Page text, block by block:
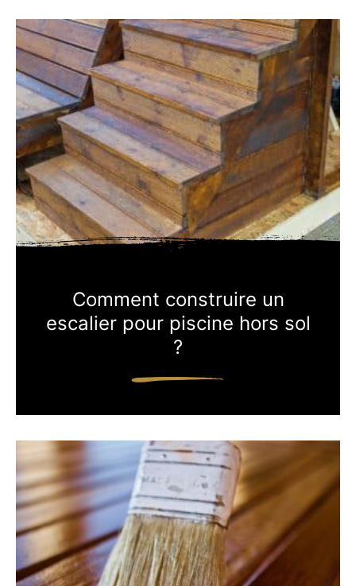
Comment construire un
escalier pour piscine hors sol
?